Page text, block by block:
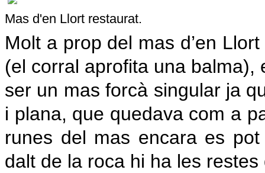
Mas d'en Llort restaurat.
Molt a prop del mas d’en
(el corral aprofita una
ser un mas forcà singular ja
i plana, que quedava com a
runes del mas encara es
dalt de la roca hi ha les